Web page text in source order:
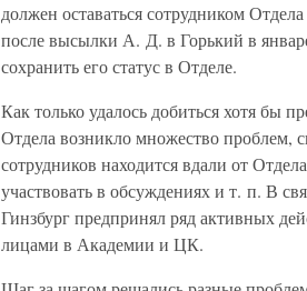
должен оставаться сотрудником
после высылки А. Д. в Горький в
сохранить его статус в Отделе.
Как только удалось добиться хотя бы
Отдела возникло множество проблем,
сотрудников находится вдали от
участвовать в обсуждениях и т. п. В
Гинзбург предпринял ряд активных
лицами в Академии и ЦК.